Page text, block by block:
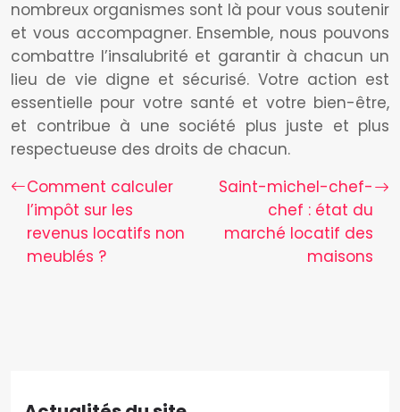
nombreux organismes sont là pour vous soutenir
et vous accompagner. Ensemble, nous pouvons
combattre l’insalubrité et garantir à chacun un
lieu de vie digne et sécurisé. Votre action est
essentielle pour votre santé et votre bien-être,
et contribue à une société plus juste et plus
respectueuse des droits de chacun.
Comment calculer
l’impôt sur les
revenus locatifs non
meublés ?
Saint-michel-chef-
chef : état du
marché locatif des
maisons